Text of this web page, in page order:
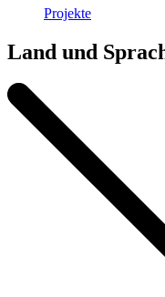
Projekte
Land und